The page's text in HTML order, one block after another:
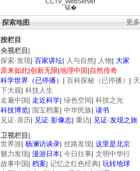
CCTV_WebServer
锘�
更多
探索地图
按栏目
央视栏目 |
探索·发现| 百家讲坛| 人与自然| 人物| 大家
原来如此|创新无限|地理中国|自然传奇
科学世界（已停播） | 百科探秘（已停播） | 天
下大观| 科技人生
走遍中国| 走近科学| 绿色空间| 科技之光
科技博览| 国宝档案| 中华民族| 读书
见证·亲历| 见证·影像志| 重访| 见证·发现之旅
卫视栏目 |
世界游| 杨澜访谈录| 丝路发现| 这里是北京
魅力发现| 漫游日本| 今日往事| 文明中华行
故事中国| 档案| 记忆之红色经典| 玩转地球